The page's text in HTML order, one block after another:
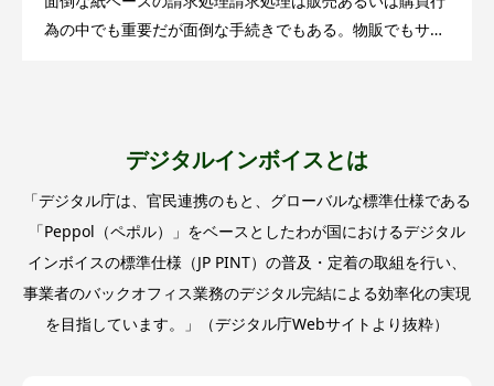
為の中でも重要だが面倒な手続きでもある。物販でもサー
デジタルインボイスとは
「デジタル庁は、官民連携のもと、グローバルな標準仕様である
「Peppol（ペポル）」をベースとしたわが国におけるデジタル
インボイスの標準仕様（JP PINT）の普及・定着の取組を行い、
事業者のバックオフィス業務のデジタル完結による効率化の実現
を目指しています。」（デジタル庁Webサイトより抜粋）